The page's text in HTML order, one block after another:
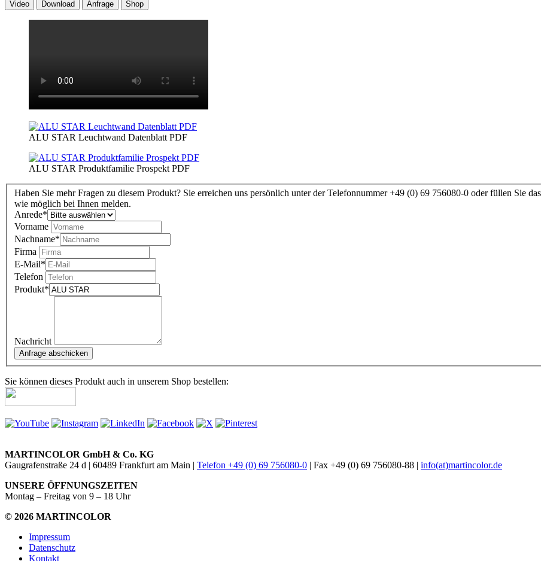
Video Download Anfrage Shop
ALU STAR Leuchtwand Datenblatt PDF
ALU STAR Produktfamilie Prospekt PDF
Haben Sie mehr Fragen zu diesem Produkt? Sie erreichen uns persönlich unter der Telefonnummer +49 (0) 69 756080-0 oder füllen Sie
wie möglich bei Ihnen melden.
Anrede*
Vorname
Nachname*
Firma
E-Mail*
Telefon
Produkt*
Nachricht
Sie können dieses Produkt auch in unserem Shop bestellen:
MARTINCOLOR GmbH & Co. KG
Gaugrafenstraße 24 d | 60489 Frankfurt am Main | Telefon +49 (0) 69 756080-0 | Fax +49 (0) 69 756080-88 | info(at)martincolor.de
UNSERE ÖFFNUNGSZEITEN
Montag – Freitag von 9 – 18 Uhr
© 2026 MARTINCOLOR
Impressum
Datenschutz
Kontakt